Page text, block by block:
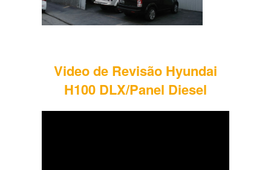
Video de Revisão Hyundai
H100 DLX/Panel Diesel